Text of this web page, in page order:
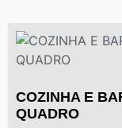
COZINHA E
QUADRO